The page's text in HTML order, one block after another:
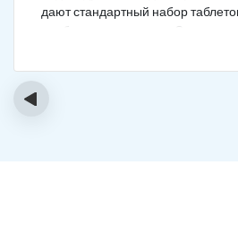
дают стандартный набор
подбирается лечение.
назначения, они отличаются.
на последующие вызовы за
‹